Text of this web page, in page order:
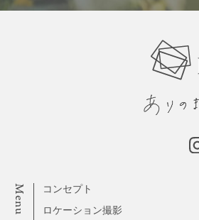
Menu
コンセプト
ロケーション撮影